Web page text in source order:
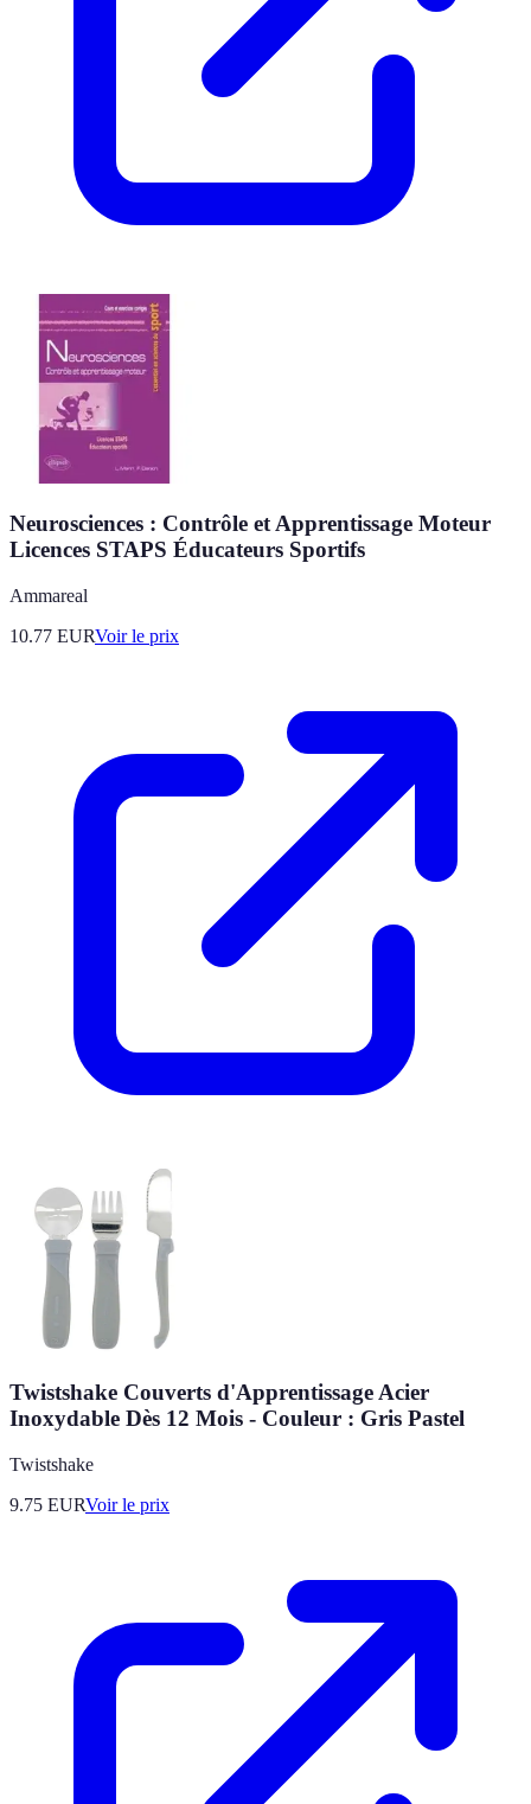
Neurosciences : Contrôle et Apprentissage Moteur
Licences STAPS Éducateurs Sportifs
Ammareal
10.77 EURVoir le prix
Twistshake Couverts d'Apprentissage Acier
Inoxydable Dès 12 Mois - Couleur : Gris Pastel
Twistshake
9.75 EURVoir le prix